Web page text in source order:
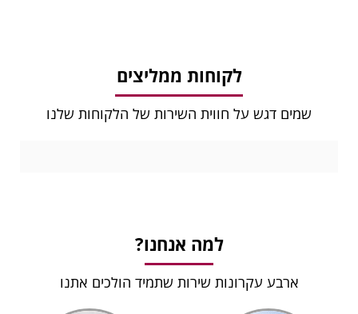
לקוחות ממליצים
שמים דגש על חווית השירות של הלקוחות שלנו
למה אנחנו?
ארבע עקרונות שירות שתמיד הולכים אתנו